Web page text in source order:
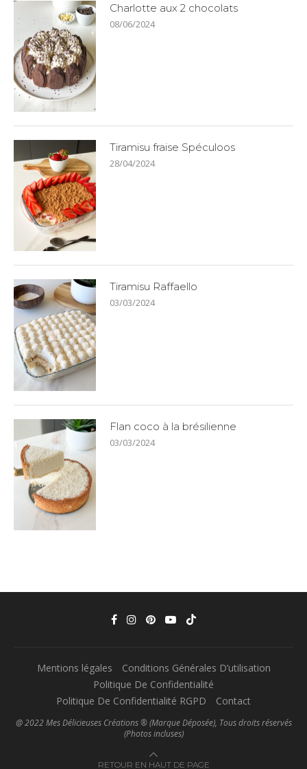
Charlotte aux 2 chocolats
08/06/2024
Tiramisu fraise Spéculoos
28/04/2024
Tiramisu Raffaello
03/03/2024
Flan coco à la brésilienne
03/03/2024
Mentions légales
Conditions Générales D’utilisation
Politique De Confidentialité
Politique De Confidentialité RGPD
Contact
@ 2022 Mes Délicieuses Créations ® (Marque Déposée), Tous droits réservés
(Photos incluses)
RETOUR EN HAUT DE PAGE